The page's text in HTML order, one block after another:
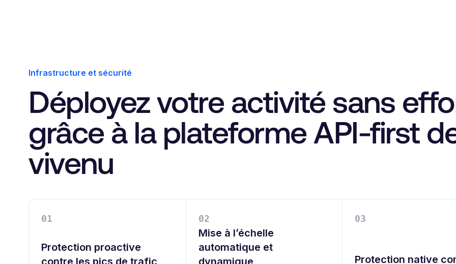
Infrastructure et sécurité
Déployez votre activité sans
grâce à la plateforme API-first
vivenu
01
Protection proactive
contre les pics de trafic
02
Mise à l’échelle
automatique et
dynamique
03
Protection native